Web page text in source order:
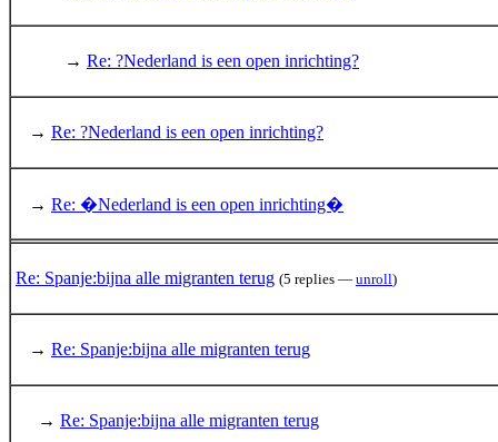
→ Re: ?Nederland is een open inrichting?
→ Re: ?Nederland is een open inrichting?
→ Re: �Nederland is een open inrichting�
Re: Spanje:bijna alle migranten terug (5 replies — unroll)
→ Re: Spanje:bijna alle migranten terug
→ Re: Spanje:bijna alle migranten terug